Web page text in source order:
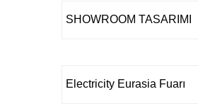
SHOWROOM TASARIMI
Electricity Eurasia Fuarı